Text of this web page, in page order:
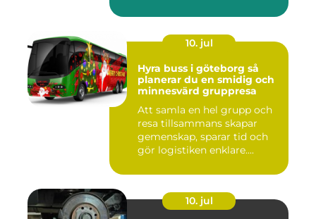
10. jul
Hyra buss i göteborg så
planerar du en smidig och
minnesvärd gruppresa
Att samla en hel grupp och
resa tillsammans skapar
gemenskap, sparar tid och
gör logistiken enklare....
10. jul